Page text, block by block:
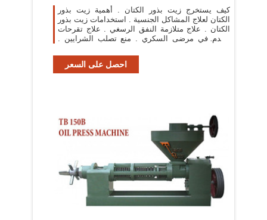
كيف يستخرج زيت بذور الكتان . أهمية زيت بذور
الكتان لعلاج المشاكل الجنسية . استخدامات زيت بذور
الكتان . علاج متلازمة النفق الرسغي . علاج تقرحات
القدم في مرضى السكري . منع تصلب الشرايين .
احصل على السعر